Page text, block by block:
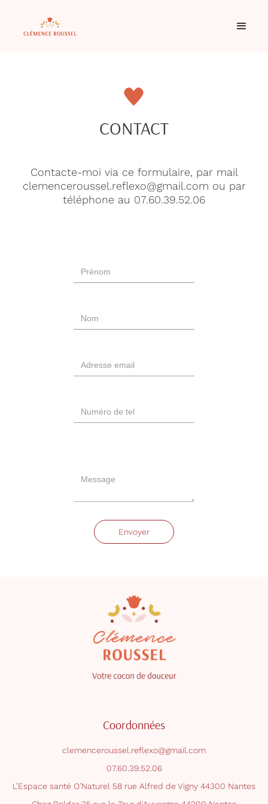
CONTACT
Contacte-moi via ce formulaire, par mail
clemenceroussel.reflexo@gmail.com ou par
téléphone au 07.60.39.52.06
Coordonnées
clemenceroussel.reflexo@gmail.com
07.60.39.52.06
L’Espace santé O’Naturel 58 rue Alfred de Vigny 44300 Nantes